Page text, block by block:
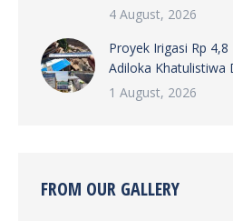
4 August, 2026
Proyek Irigasi Rp
Adiloka Khatulistiwa
1 August, 2026
FROM OUR GALLERY